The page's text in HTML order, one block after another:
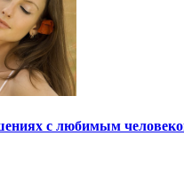
с любимым